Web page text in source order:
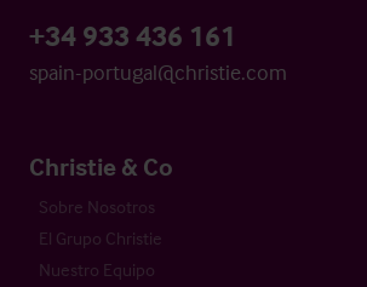
+34 933 436 161
spain-portugal@christie.com
Christie & Co
Sobre Nosotros
El Grupo Christie
Nuestro Equipo